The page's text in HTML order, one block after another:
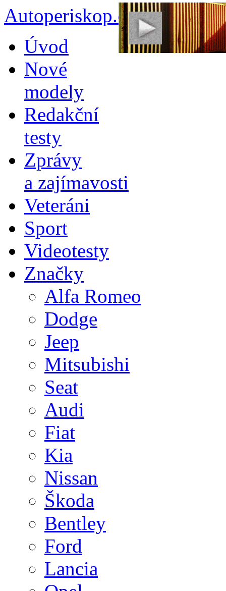
Autoperiskop.cz –
obsahu
webu
Úvod
Nové
modely
Redakční
testy
Zprávy
a zajímavosti
Veteráni
Sport
Videotesty
Značky
Alfa Romeo
Dodge
Jeep
Mitsubishi
Seat
Audi
Fiat
Kia
Nissan
Škoda
Bentley
Ford
Lancia